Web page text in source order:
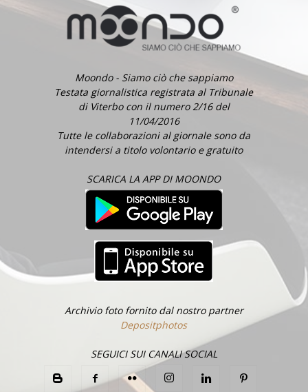
Moondo - Siamo ciò che sappiamo
Testata giornalistica registrata al Tribunale
di Viterbo con il numero 2/16 del
11/04/2016
Tutte le collaborazioni al giornale sono da
intendersi a titolo volontario e gratuito
SCARICA LA APP DI MOONDO
Archivio foto fornito dal nostro partner
Depositphotos
SEGUICI SUI CANALI SOCIAL